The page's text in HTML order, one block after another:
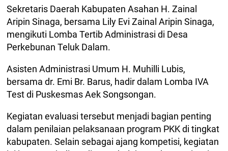
Sekretaris Daerah Kabupaten Asahan H. Zainal
Aripin Sinaga, bersama Lily Evi Zainal Aripin Sinaga,
mengikuti Lomba Tertib Administrasi di Desa
Perkebunan Teluk Dalam.
Asisten Administrasi Umum H. Muhilli Lubis,
bersama dr. Emi Br. Barus, hadir dalam Lomba IVA
Test di Puskesmas Aek Songsongan.
Kegiatan evaluasi tersebut menjadi bagian penting
dalam penilaian pelaksanaan program PKK di tingkat
kabupaten. Selain sebagai ajang kompetisi, kegiatan